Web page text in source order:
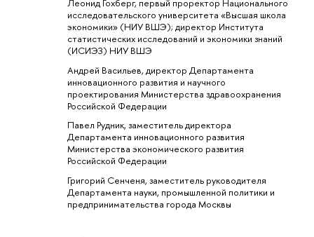
Леонид Гохберг, первый проректор Национального
исследовательского университета «Высшая школа
экономики» (НИУ ВШЭ); директор Института
статистических исследований и экономики знаний
(ИСИЭЗ) НИУ ВШЭ
Андрей Васильев, директор Департамента
инновационного развития и научного
проектирования Министерства здравоохранения
Российской Федерации
Павел Рудник, заместитель директора
Департамента инновационного развития
Министерства экономического развития
Российской Федерации
Григорий Сенченя, заместитель руководителя
Департамента науки, промышленной политики и
предпринимательства города Москвы